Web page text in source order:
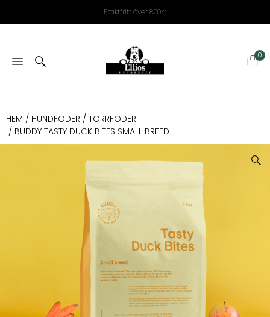
Fraktfritt över 800kr
0
HEM / HUNDFODER / TORRFODER
/ BUDDY TASTY DUCK BITES SMALL BREED